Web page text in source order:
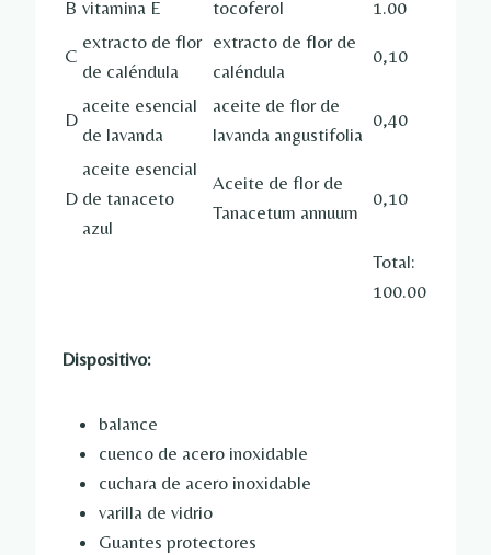
B vitamina E tocoferol 1.00
C
extracto de flor
de caléndula
extracto de flor de
caléndula
0,10
D
aceite esencial
de lavanda
aceite de flor de
lavanda angustifolia
0,40
D
aceite esencial
de tanaceto
azul
Aceite de flor de
Tanacetum annuum
0,10
Total:
100.00
Dispositivo:
balance
cuenco de acero inoxidable
cuchara de acero inoxidable
varilla de vidrio
Guantes protectores